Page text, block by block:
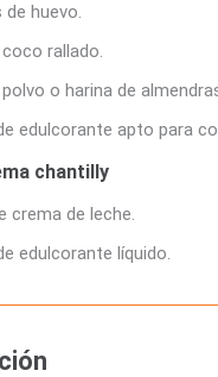
de huevo.
rallado.
o harina de
edulcorante apto para
chantilly
crema de leche.
edulcorante líquido.